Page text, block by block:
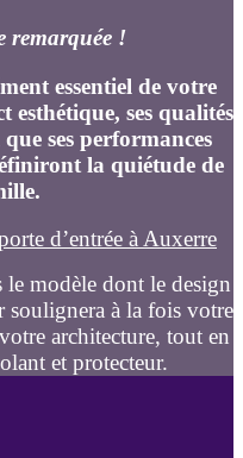
remarquée !
essentiel de votre
esthétique, ses qualités
ses performances
la quiétude de
d’entrée à Auxerre
le modèle dont le design
soulignera à la fois votre
architecture, tout en
et protecteur.